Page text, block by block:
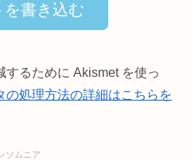
を書き込む
するために Akismet を使っ
の処理方法の詳細はこちらを
ソムニア